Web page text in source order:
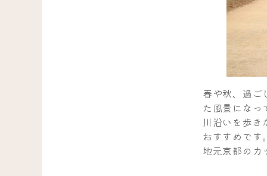
春や秋、過ご
た風景になっ
川沿いを歩
おすすめです
地元京都のカ